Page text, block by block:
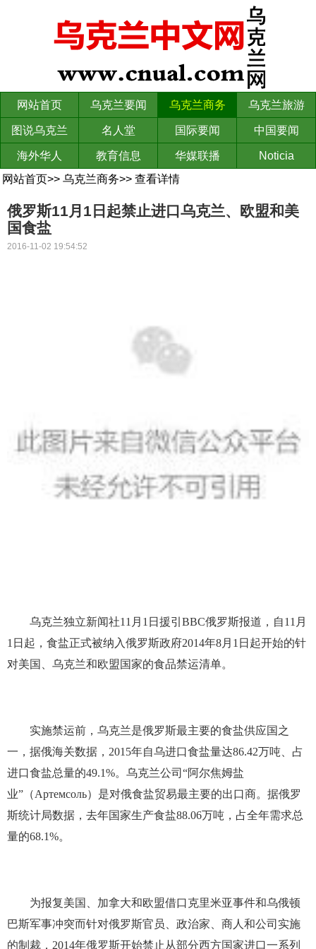
网站首页 乌克兰要闻 乌克兰商务 乌克兰旅游
图说乌克兰 名人堂 国际要闻 中国要闻
海外华人 教育信息 华媒联播
Noticia
网站首页>> 乌克兰商务>> 查看详情
俄罗斯11月1日起禁止进口乌克兰、欧盟和美
国食盐
2016-11-02 19:54:52
乌克兰独立新闻社11月1日援引BBC俄罗斯报道，自11月
1日起，食盐正式被纳入俄罗斯政府2014年8月1日起开始的针
对美国、乌克兰和欧盟国家的食品禁运清单。
实施禁运前，乌克兰是俄罗斯最主要的食盐供应国之
一，据俄海关数据，2015年自乌进口食盐量达86.42万吨、占
进口食盐总量的49.1%。乌克兰公司“阿尔焦姆盐
业”（Артемсоль）是对俄食盐贸易最主要的出口商。据俄罗
斯统计局数据，去年国家生产食盐88.06万吨，占全年需求总
量的68.1%。
为报复美国、加拿大和欧盟借口克里米亚事件和乌俄顿
巴斯军事冲突而针对俄罗斯官员、政治家、商人和公司实施
的制裁，2014年俄罗斯开始禁止从部分西方国家进口一系列